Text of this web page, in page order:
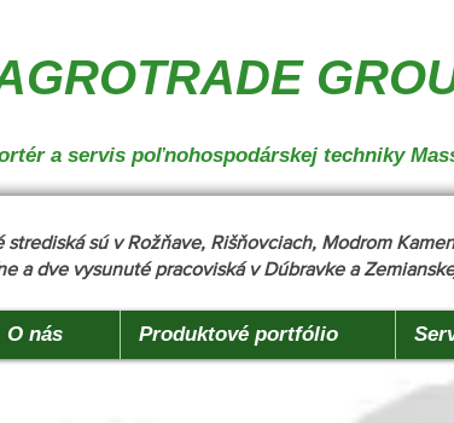
a servis poľnohospodárskej techniky
strediská sú v Rožňave, Rišňovciach, Modrom
a dve vysunuté pracoviská v Dúbravke a
O nás Produktové portfólio